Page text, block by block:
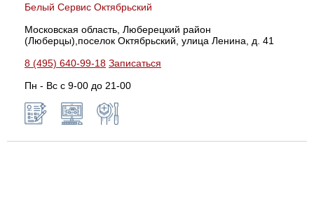
Белый Сервис Октябрьский
Московская область, Люберецкий район
(Люберцы),поселок Октябрьский, улица Ленина, д. 41
8 (495) 640-99-18 Записаться
Пн - Вс с 9-00 до 21-00